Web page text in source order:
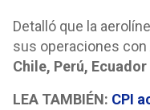
Detalló que la
sus operaciones con
Chile, Perú, Ecuador
LEA TAMBIÉN: CPI